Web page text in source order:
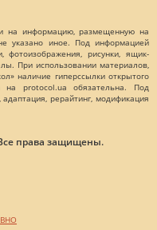
на информацию, размещенную на
указано иное. Под информацией
фотоизображения, рисунки, ящик-
При использовании материалов,
наличие гиперссылки открытого
на protocol.ua обязательна. Под
рерайтинг, модификация
права защищены.